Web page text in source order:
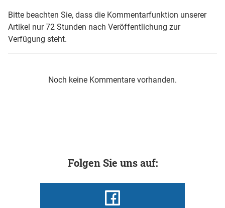
Bitte beachten Sie, dass die Kommentarfunktion unserer
Artikel nur 72 Stunden nach Veröffentlichung zur
Verfügung steht.
Noch keine Kommentare vorhanden.
Folgen Sie uns auf: